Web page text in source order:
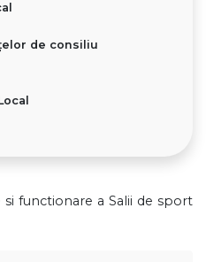
de consiliu
functionare a Salii de sport